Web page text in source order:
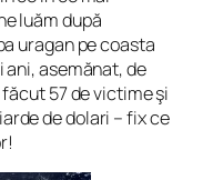
luăm după
uragan pe coasta
asemănat, de
57 de victime şi
de dolari – fix ce